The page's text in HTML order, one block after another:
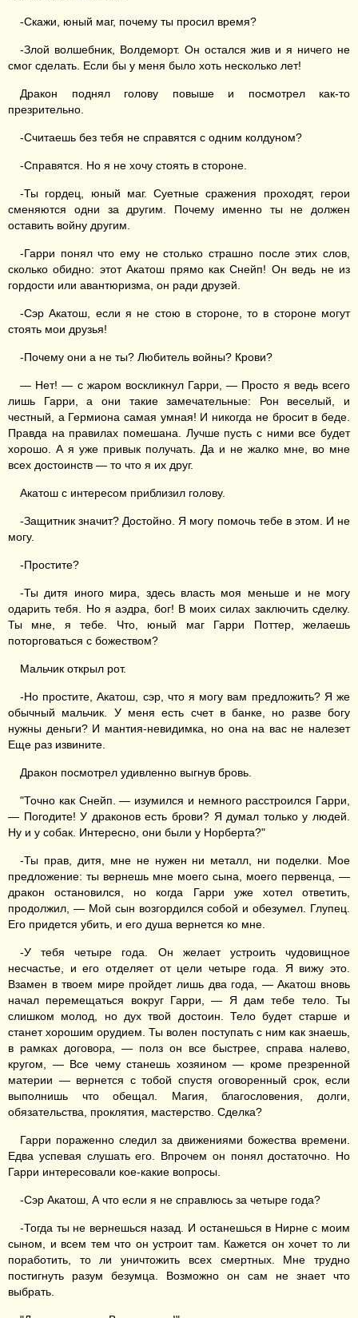
-Скажи, юный маг, почему ты просил время?
-Злой волшебник, Волдеморт. Он остался жив и я ничего не
смог сделать. Если бы у меня было хоть несколько лет!
Дракон поднял голову повыше и посмотрел как-то
презрительно.
-Считаешь без тебя не справятся с одним колдуном?
-Справятся. Но я не хочу стоять в стороне.
-Ты гордец, юный маг. Суетные сражения проходят, герои
сменяются одни за другим. Почему именно ты не должен
оставить войну другим.
-Гарри понял что ему не столько страшно после этих слов,
сколько обидно: этот Акатош прямо как Снейп! Он ведь не из
гордости или авантюризма, он ради друзей.
-Сэр Акатош, если я не стою в стороне, то в стороне могут
стоять мои друзья!
-Почему они а не ты? Любитель войны? Крови?
— Нет! — с жаром воскликнул Гарри, — Просто я ведь всего
лишь Гарри, а они такие замечательные: Рон веселый, и
честный, а Гермиона самая умная! И никогда не бросит в беде.
Правда на правилах помешана. Лучше пусть с ними все будет
хорошо. А я уже привык получать. Да и не жалко мне, во мне
всех достоинств — то что я их друг.
Акатош с интересом приблизил голову.
-Защитник значит? Достойно. Я могу помочь тебе в этом. И не
могу.
-Простите?
-Ты дитя иного мира, здесь власть моя меньше и не могу
одарить тебя. Но я аэдра, бог! В моих силах заключить сделку.
Ты мне, я тебе. Что, юный маг Гарри Поттер, желаешь
поторговаться с божеством?
Мальчик открыл рот.
-Но простите, Акатош, сэр, что я могу вам предложить? Я же
обычный мальчик. У меня есть счет в банке, но разве богу
нужны деньги? И мантия-невидимка, но она на вас не налезет
Еще раз извините.
Дракон посмотрел удивленно выгнув бровь.
"Точно как Снейп. — изумился и немного расстроился Гарри,
— Погодите! У драконов есть брови? Я думал только у людей.
Ну и у собак. Интересно, они были у Норберта?"
-Ты прав, дитя, мне не нужен ни металл, ни поделки. Мое
предложение: ты вернешь мне моего сына, моего первенца, —
дракон остановился, но когда Гарри уже хотел ответить,
продолжил, — Мой сын возгордился собой и обезумел. Глупец.
Его придется убить, и его душа вернется ко мне.
-У тебя четыре года. Он желает устроить чудовищное
несчастье, и его отделяет от цели четыре года. Я вижу это.
Взамен в твоем мире пройдет лишь два года, — Акатош вновь
начал перемещаться вокруг Гарри, — Я дам тебе тело. Ты
слишком молод, но дух твой достоин. Тело будет старше и
станет хорошим орудием. Ты волен поступать с ним как знаешь,
в рамках договора, — полз он все быстрее, справа налево,
кругом, — Все чему станешь хозяином — кроме презренной
материи — вернется с тобой спустя оговоренный срок, если
выполнишь что обещал. Магия, благословения, долги,
обязательства, проклятия, мастерство. Сделка?
Гарри пораженно следил за движениями божества времени.
Едва успевая слушать его. Впрочем он понял достаточно. Но
Гарри интересовали кое-какие вопросы.
-Сэр Акатош, А что если я не справлюсь за четыре года?
-Тогда ты не вернешься назад. И останешься в Нирне с моим
сыном, и всем тем что он устроит там. Кажется он хочет то ли
поработить, то ли уничтожить всех смертных. Мне трудно
постигнуть разум безумца. Возможно он сам не знает что
выбрать.